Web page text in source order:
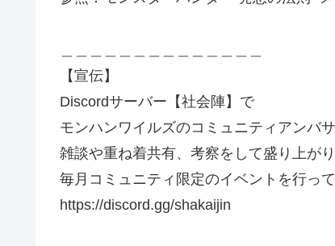
【宣伝】
Discordサーバー【社会陣】で
モンハンワイルズのコミュニティアンバ
雑談や重ね着共有、考察をして盛り上がり
毎月コミュニティ限定のイベントを行っ
https://discord.gg/shakaijin